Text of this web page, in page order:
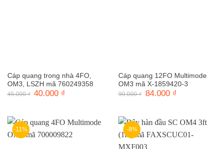
Cáp quang trong nhà 4FO,
OM3, LSZH mã 760249358
45.000₫ Giá
gốc
40.000 ₫
Cáp quang 12FO Multimode
OM3 mã X-1859420-3
90.000₫
Giá
gốc
84.000 ₫
-11% -8%